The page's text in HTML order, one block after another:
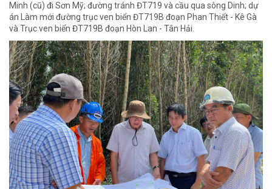
Minh (cũ) đi Sơn Mỹ; đường tránh ĐT719 và cầu qua sông Dinh; dự
án Làm mới đường trục ven biển ĐT719B đoạn Phan Thiết - Kê Gà
và Trục ven biển ĐT719B đoạn Hòn Lan - Tân Hải.